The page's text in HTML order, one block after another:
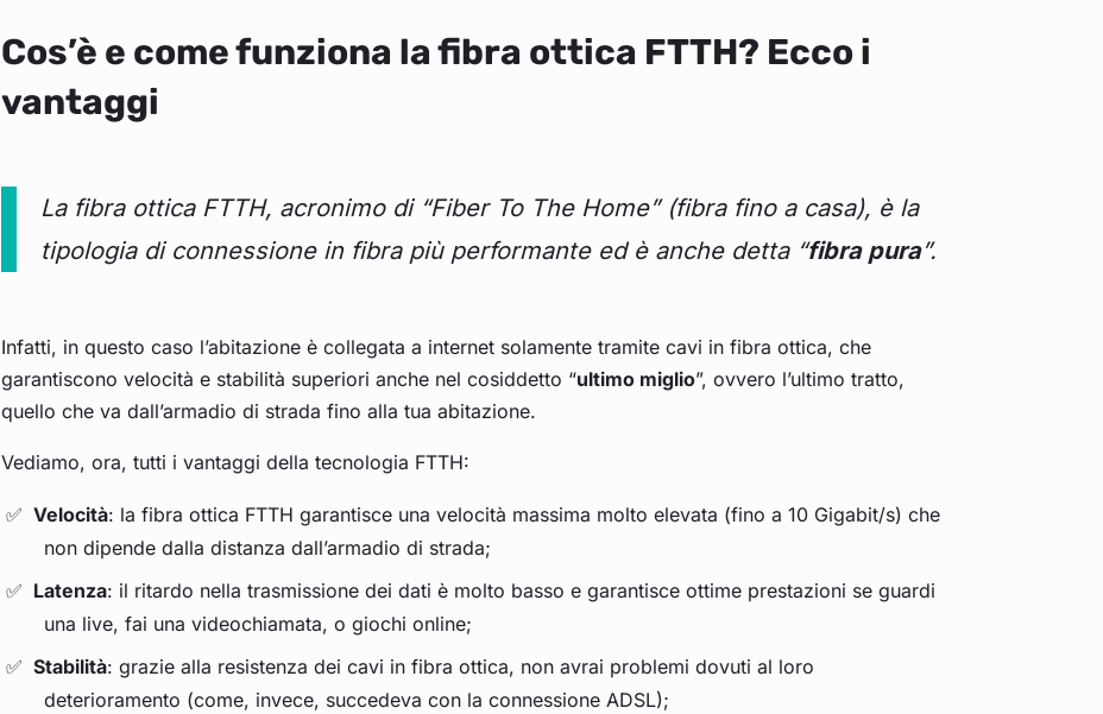
Cos’è e come funziona la fibra ottica FTTH? Ecco i
vantaggi
La fibra ottica FTTH, acronimo di “Fiber To The Home” (fibra fino a casa), è la
tipologia di connessione in fibra più performante ed è anche detta “fibra pura”.
Infatti, in questo caso l’abitazione è collegata a internet solamente tramite cavi in fibra ottica, che
garantiscono velocità e stabilità superiori anche nel cosiddetto “ultimo miglio”, ovvero l’ultimo tratto,
quello che va dall’armadio di strada fino alla tua abitazione.
Vediamo, ora, tutti i vantaggi della tecnologia FTTH:
Velocità: la fibra ottica FTTH garantisce una velocità massima molto elevata (fino a 10 Gigabit/s) che
non dipende dalla distanza dall’armadio di strada;
Latenza: il ritardo nella trasmissione dei dati è molto basso e garantisce ottime prestazioni se guardi
una live, fai una videochiamata, o giochi online;
Stabilità: grazie alla resistenza dei cavi in fibra ottica, non avrai problemi dovuti al loro
deterioramento (come, invece, succedeva con la connessione ADSL);